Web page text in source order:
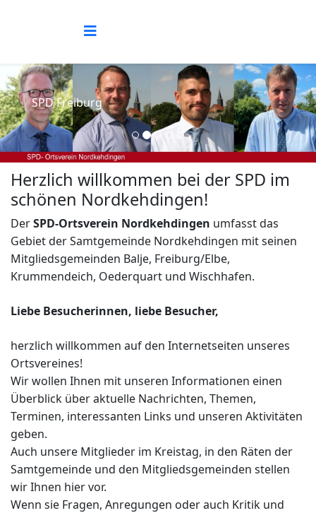
SPD Freiburg
Herzlich willkommen bei der SPD im
schönen Nordkehdingen!
DerSPD-Ortsverein Nordkehdingen umfasst das
Gebiet der Samtgemeinde Nordkehdingen mit seinen
Mitgliedsgemeinden Balje, Freiburg/Elbe,
Krummendeich, Oederquart und Wischhafen.
Liebe Besucherinnen, liebe Besucher,
herzlich willkommen auf den Internetseiten unseres
Ortsvereines!
Wir wollen Ihnen mit unseren Informationen einen
Überblick über aktuelle Nachrichten, Themen,
Terminen, interessanten Links und unseren Aktivitäten
geben.
Auch unsere Mitglieder im Kreistag, in den Räten der
Samtgemeinde und den Mitgliedsgemeinden stellen
wir Ihnen hier vor.
Wenn sie Fragen, Anregungen oder auch Kritik und